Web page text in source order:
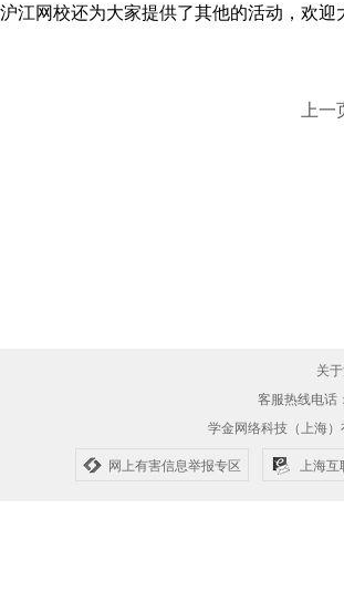
沪江网校还为大家提供了其他的活动，欢迎
上一
关
客服热线电
学金网络科技（上海
网上有害信息举报专区 上海